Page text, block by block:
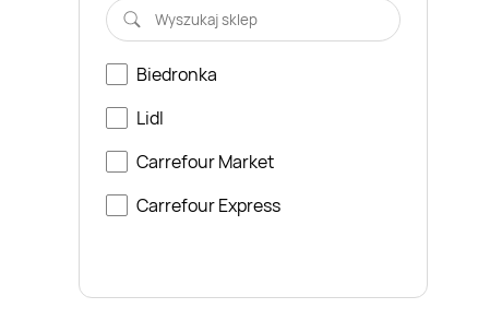
Biedronka
Lidl
Carrefour Market
Carrefour Express